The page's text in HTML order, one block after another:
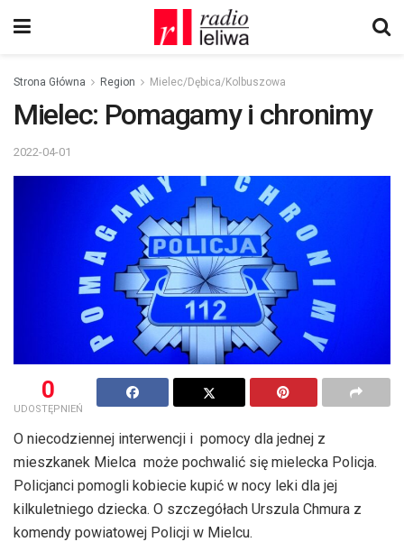
Strona Główna Region Mielec/Dębica/Kolbuszowa
Mielec: Pomagamy i chronimy
2022-04-01
0
UDOSTĘPNIEŃ
O niecodziennej interwencji i pomocy dla jednej z
mieszkanek Mielca może pochwalić się mielecka Policja.
Policjanci pomogli kobiecie kupić w nocy leki dla jej
kilkuletniego dziecka. O szczegółach Urszula Chmura z
komendy powiatowej Policji w Mielcu.